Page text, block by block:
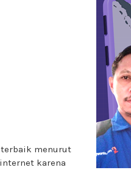
terbaik menurut
karena